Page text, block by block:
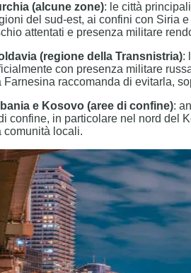
(alcune zone): le città
del sud-est, ai confini con Siria
attentati e presenza militare
(regione della Transnistria):
con presenza militare
Farnesina raccomanda di evitarla,
e Kosovo (aree di confine):
confine, in particolare nel nord del
comunità locali.